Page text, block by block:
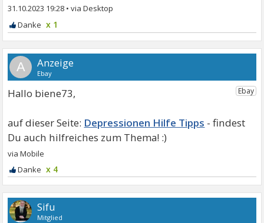
31.10.2023 19:28 •
x 1
A
Hallo biene73,
Depressionen Hilfe Tipps
x 4
Sifu
Mitglied